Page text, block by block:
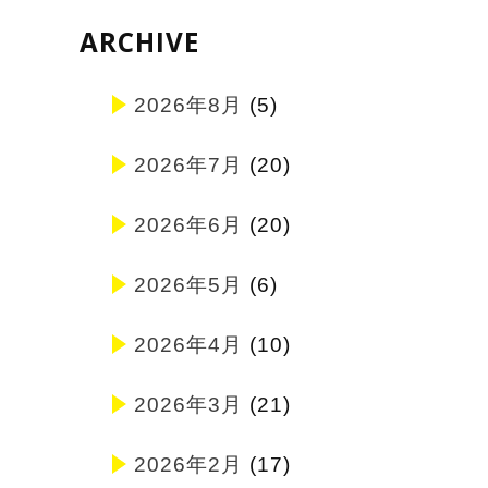
ARCHIVE
2026年8月 (5)
2026年7月 (20)
2026年6月 (20)
2026年5月 (6)
2026年4月 (10)
2026年3月 (21)
2026年2月 (17)